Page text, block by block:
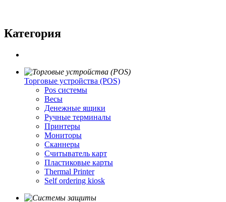
Категория
Торговые устройства (POS)
Pos системы
Весы
Денежные ящики
Ручные терминалы
Принтеры
Мониторы
Сканнеры
Считыватель карт
Пластиковые карты
Thermal Printer
Self ordering kiosk